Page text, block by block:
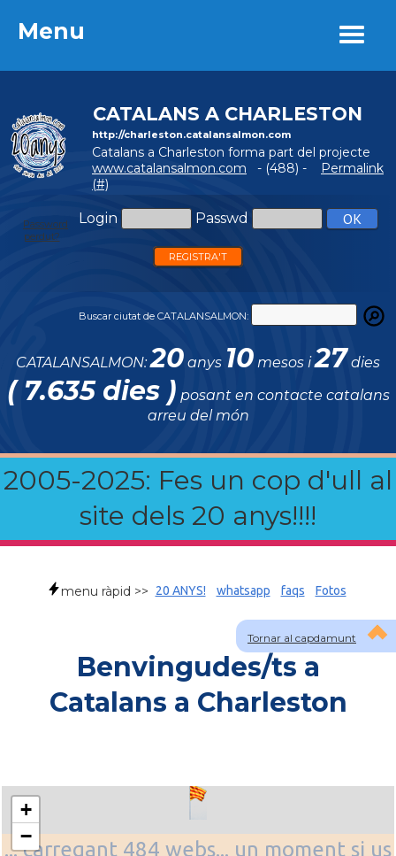
Menu
CATALANS A CHARLESTON
http://charleston.catalansalmon.com
Catalans a Charleston forma part del projecte
www.catalansalmon.com - (488) -
Permalink
(#)
Login Passwd
Password
perdut?
REGISTRA'T
Buscar ciutat de CATALANSALMON:
CATALANSALMON:20 anys 10 mesos i27 dies
( 7.635 dies ) posant en contacte catalans
arreu del món
2005-2025: Fes un cop d'ull al
site dels 20 anys!!!!
Menu
Tornar al capdamunt
menu ràpid >> 20 ANYS! whatsapp faqs Fotos
Benvingudes/ts a
Catalans a Charleston
... carregant 484 webs... un moment si us
+
−